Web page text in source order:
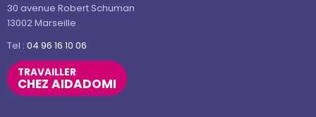
30 avenue Robert Schuman
13002 Marseille
Tel : 04 96 16 10 06
TRAVAILLER
CHEZ AIDADOMI